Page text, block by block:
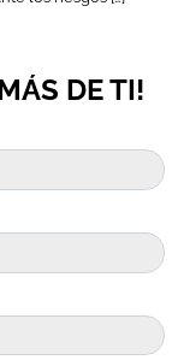
DE TI!